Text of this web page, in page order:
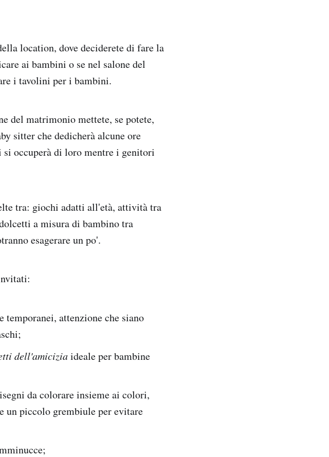
location, dove deciderete di fare la
ai bambini o se nel salone del
i tavolini per i bambini.
del matrimonio mettete, se potete,
sitter che dedicherà alcune ore
occuperà di loro mentre i genitori
tra: giochi adatti all'età, attività tra
a misura di bambino tra
esagerare un po'.
attenzione che siano
dell'amiciziaideale per bambine
da colorare insieme ai colori,
un piccolo grembiule per evitare